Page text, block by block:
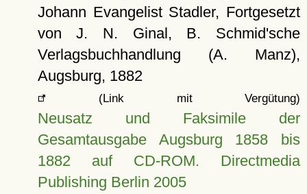
Johann Evangelist Stadler, Fortgesetzt
von J. N. Ginal, B. Schmid'sche
Verlagsbuchhandlung (A. Manz),
Augsburg, 1882
(Link mit Vergütung)
Neusatz und Faksimile der
Gesamtausgabe Augsburg 1858 bis
1882 auf CD-ROM. Directmedia
Publishing Berlin 2005